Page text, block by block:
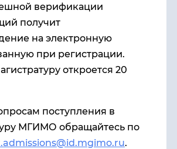
верификации
получит
на электронную
при регистрации.
откроется 20
поступления в
МГИМО обращайтесь по
.